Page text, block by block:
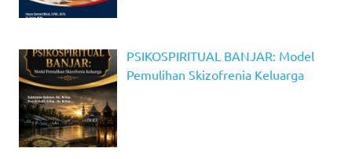
PSIKOSPIRITUAL BANJAR: Model
Pemulihan Skizofrenia Keluarga